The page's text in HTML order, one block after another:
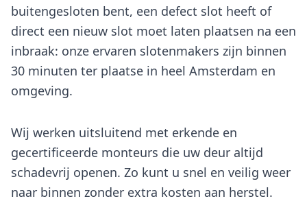
buitengesloten bent, een defect slot heeft of
direct een nieuw slot moet laten plaatsen na een
inbraak: onze ervaren slotenmakers zijn binnen
30 minuten ter plaatse in heel Amsterdam en
omgeving.
Wij werken uitsluitend met erkende en
gecertificeerde monteurs die uw deur altijd
schadevrij openen. Zo kunt u snel en veilig weer
naar binnen zonder extra kosten aan herstel.